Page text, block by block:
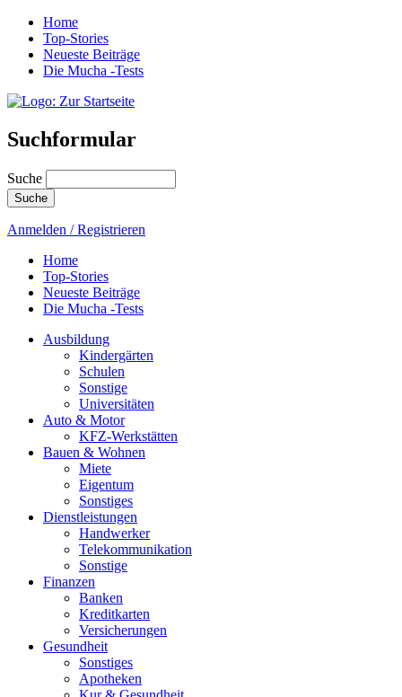
Home
Top-Stories
Neueste Beiträge
Die Mucha -Tests
Suchformular
Suche
Anmelden / Registrieren
Home
Top-Stories
Neueste Beiträge
Die Mucha -Tests
Ausbildung
Kindergärten
Schulen
Sonstige
Universitäten
Auto & Motor
KFZ-Werkstätten
Bauen & Wohnen
Miete
Eigentum
Sonstiges
Dienstleistungen
Handwerker
Telekommunikation
Sonstige
Finanzen
Banken
Kreditkarten
Versicherungen
Gesundheit
Sonstiges
Apotheken